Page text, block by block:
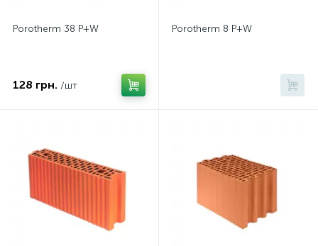
Porotherm 38 P+W
128 грн. /шт
Porotherm 8 P+W